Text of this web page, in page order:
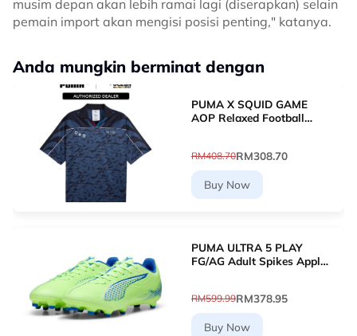
musim depan akan lebih ramai lagi (diserapkan) selain
pemain import akan mengisi posisi penting," katanya.
Anda mungkin berminat dengan
PUMA X SQUID GAME
AOP Relaxed Football
RM408.70RM308.70
Buy Now
PUMA ULTRA 5 PLAY
FG/AG Adult Spikes Apple
RM599.99RM378.95
Buy Now